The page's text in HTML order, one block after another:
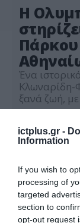
ictplus.gr -
Information
If you wish to
processing of
targeted
section to
opt-out request
Η
Ένα
Κλωναρίδη-
ξανά ζωή,
Ζυθοποιίας
Ολυμπιακή
σύγχρονου,